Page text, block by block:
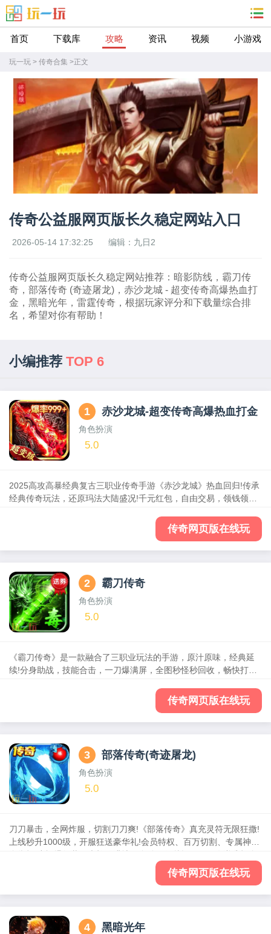
首页 下载库 攻略 资讯 视频 小游戏
玩一玩 > 传奇合集 >正文
传奇公益服网页版长久稳定网站入口
2026-05-14 17:32:25 编辑：九日2
传奇公益服网页版长久稳定网站推荐：暗影防线，霸刀传
奇，部落传奇 (奇迹屠龙)，赤沙龙城 - 超变传奇高爆热血打
金，黑暗光年，雷霆传奇，根据玩家评分和下载量综合排
名，希望对你有帮助！
小编推荐 TOP 6
1 赤沙龙城-超变传奇高爆热血打金
角色扮演
5.0
2025高攻高暴经典复古三职业传奇手游《赤沙龙城》热血回归!传承
经典传奇玩法，还原玛法大陆盛况!千元红包，自由交易，领钱领到
传奇网页版在线玩
2 霸刀传奇
角色扮演
5.0
《霸刀传奇》是一款融合了三职业玩法的手游，原汁原味，经典延
续!分身助战，技能合击，一刀爆满屏，全图秒怪秒回收，畅快打金
传奇网页版在线玩
3 部落传奇(奇迹屠龙)
角色扮演
5.0
刀刀暴击，全网炸服，切割刀刀爽!《部落传奇》真充灵符无限狂撒!
上线秒升1000级，开服狂送豪华礼!会员特权、百万切割、专属神装
圣地!重温兄弟并肩的热血岁月，兄弟重聚沙城，砍出你的传奇人生!
传奇网页版在线玩
4 黑暗光年